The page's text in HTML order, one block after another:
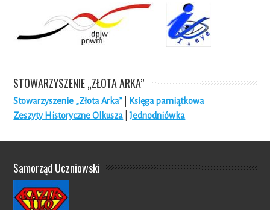
STOWARZYSZENIE „ZŁOTA ARKA”
Stowarzyszenie „Złota Arka”
Księga pamiątkowa
Zeszyty Historyczne Olkusza |Jednodniówka
Samorząd Uczniowski